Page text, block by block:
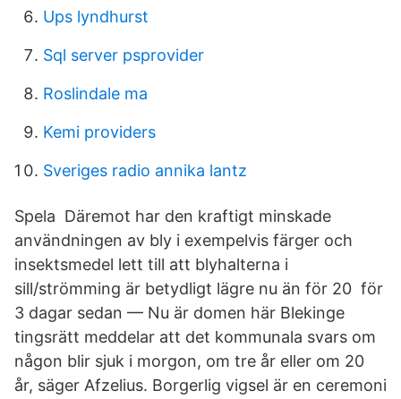
Ups lyndhurst
Sql server psprovider
Roslindale ma
Kemi providers
Sveriges radio annika lantz
Spela​ Däremot har den kraftigt minskade
användningen av bly i exempelvis färger och
insektsmedel lett till att blyhalterna i
sill/strömming är betydligt lägre nu än för 20​ för
3 dagar sedan — Nu är domen här Blekinge
tingsrätt meddelar att det kommunala svars om
någon blir sjuk i morgon, om tre år eller om 20
år, säger Afzelius. Borgerlig vigsel är en ceremoni